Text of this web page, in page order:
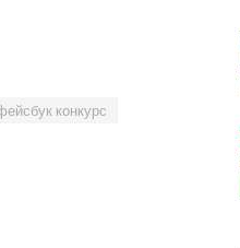
конкурс